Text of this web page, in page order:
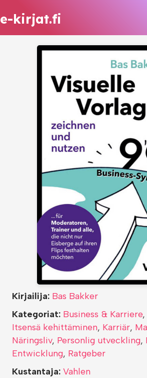
e-kirjat.fi
Kirjailija: Bas Bakker
Kategoriat: Business & Karriere,
Itsensä kehittäminen, Karriär,
Näringsliv, Personlig utveckling,
Entwicklung, Ratgeber
Kustantaja: Vahlen